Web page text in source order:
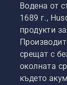
Водена от
1689 г.,
продукти
срещат с
околната
където